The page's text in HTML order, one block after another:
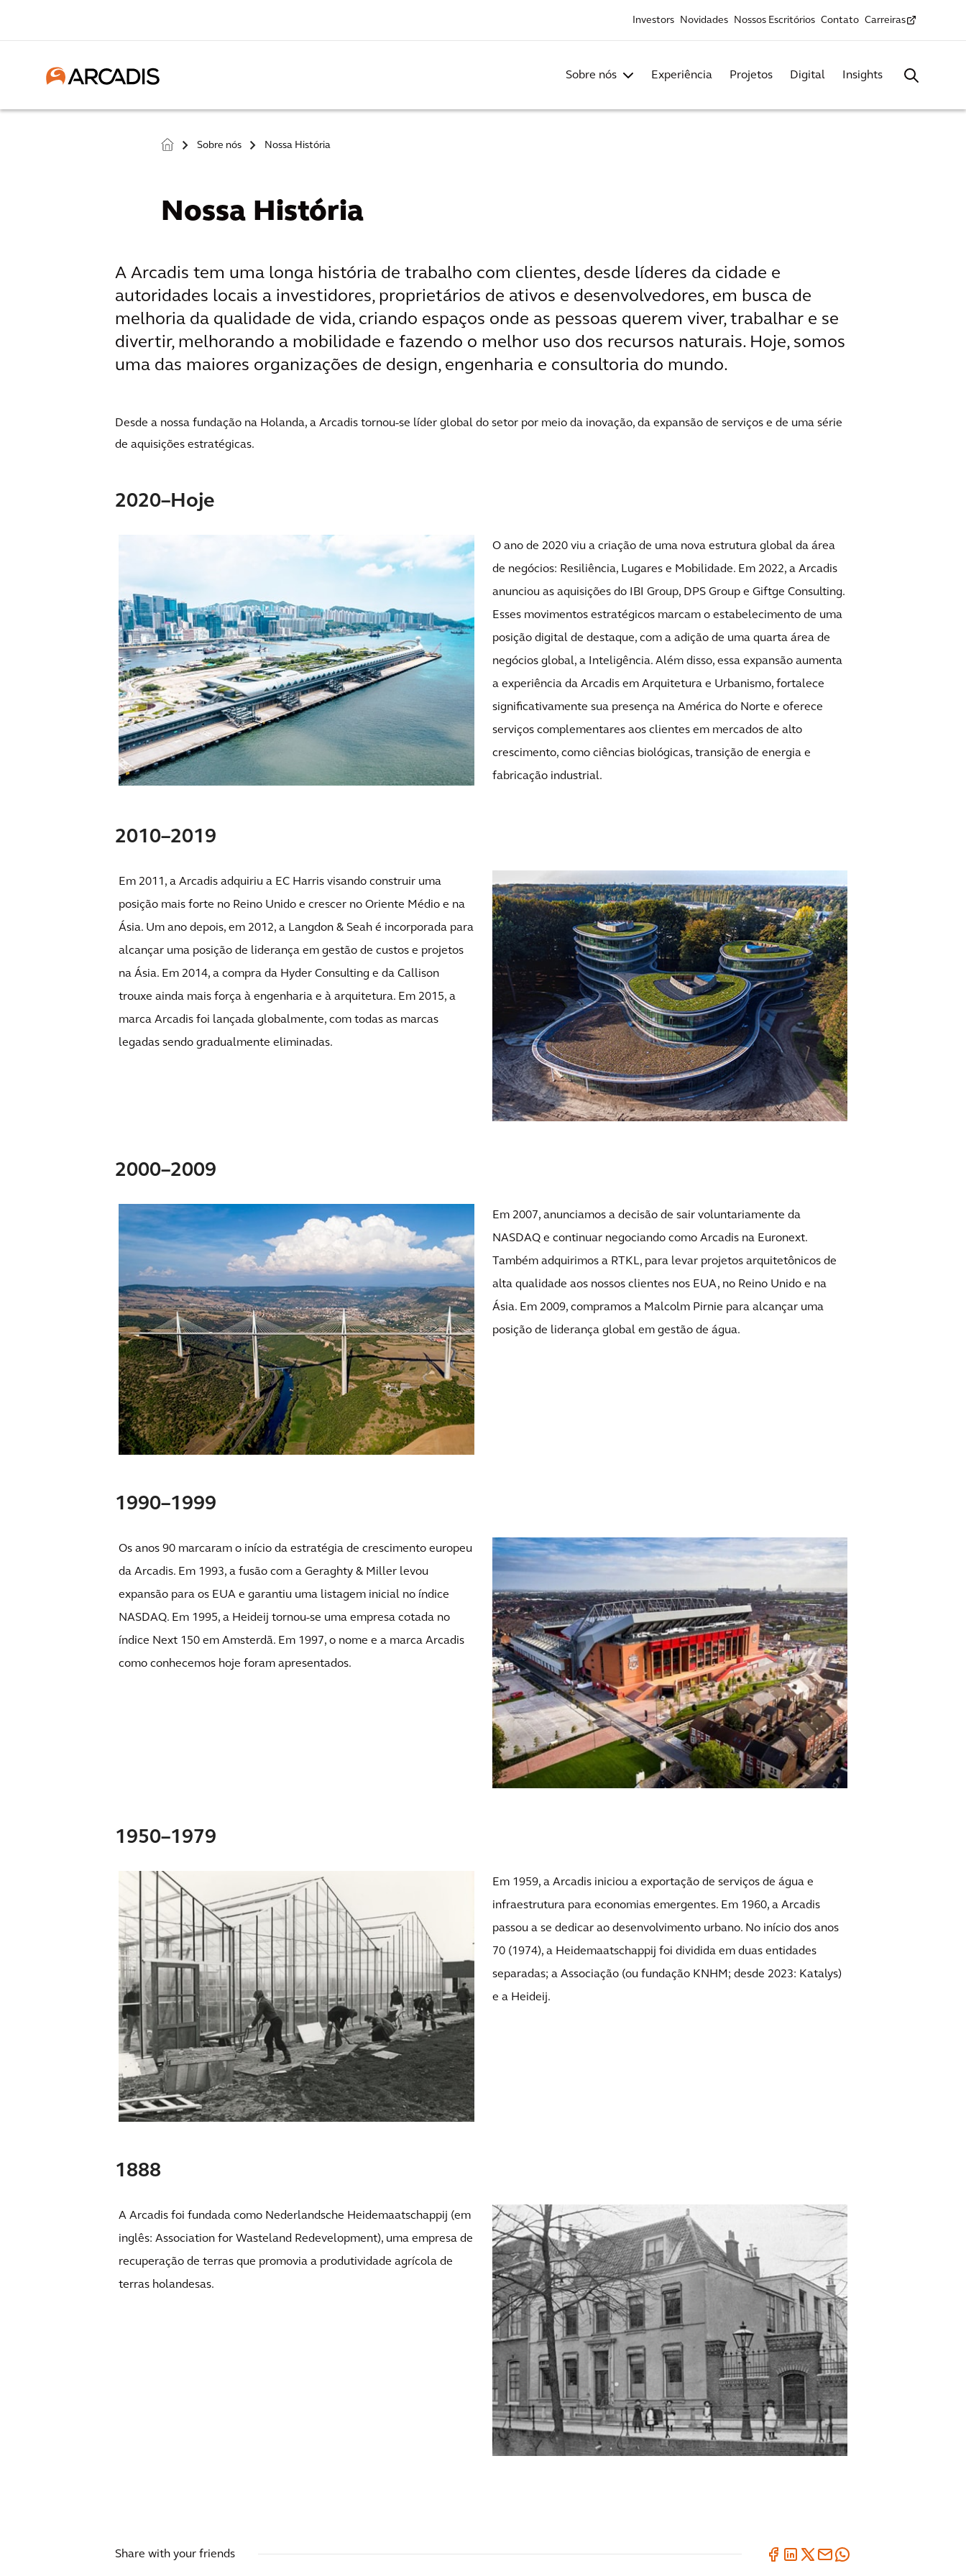
Investors Novidades Nossos Escritórios Contato Carreiras
Sobre nós Experiência Projetos Digital Insights
> Sobre nós > Nossa História
Nossa História
A Arcadis tem uma longa história de trabalho com clientes, desde líderes da cidade e
autoridades locais a investidores, proprietários de ativos e desenvolvedores, em busca de
melhoria da qualidade de vida, criando espaços onde as pessoas querem viver, trabalhar e se
divertir, melhorando a mobilidade e fazendo o melhor uso dos recursos naturais. Hoje, somos
uma das maiores organizações de design, engenharia e consultoria do mundo.
Desde a nossa fundação na Holanda, a Arcadis tornou-se líder global do setor por meio da inovação, da expansão de serviços e de uma série
de aquisições estratégicas.
2020–Hoje
O ano de 2020 viu a criação de uma nova estrutura global da área
de negócios: Resiliência, Lugares e Mobilidade. Em 2022, a Arcadis
anunciou as aquisições do IBI Group, DPS Group e Giftge Consulting.
Esses movimentos estratégicos marcam o estabelecimento de uma
posição digital de destaque, com a adição de uma quarta área de
negócios global, a Inteligência. Além disso, essa expansão aumenta
a experiência da Arcadis em Arquitetura e Urbanismo, fortalece
significativamente sua presença na América do Norte e oferece
serviços complementares aos clientes em mercados de alto
crescimento, como ciências biológicas, transição de energia e
fabricação industrial.
2010–2019
Em 2011, a Arcadis adquiriu a EC Harris visando construir uma
posição mais forte no Reino Unido e crescer no Oriente Médio e na
Ásia. Um ano depois, em 2012, a Langdon & Seah é incorporada para
alcançar uma posição de liderança em gestão de custos e projetos
na Ásia. Em 2014, a compra da Hyder Consulting e da Callison
trouxe ainda mais força à engenharia e à arquitetura. Em 2015, a
marca Arcadis foi lançada globalmente, com todas as marcas
legadas sendo gradualmente eliminadas.
2000–2009
Em 2007, anunciamos a decisão de sair voluntariamente da
NASDAQ e continuar negociando como Arcadis na Euronext.
Também adquirimos a RTKL, para levar projetos arquitetônicos de
alta qualidade aos nossos clientes nos EUA, no Reino Unido e na
Ásia. Em 2009, compramos a Malcolm Pirnie para alcançar uma
posição de liderança global em gestão de água.
1990–1999
Os anos 90 marcaram o início da estratégia de crescimento europeu
da Arcadis. Em 1993, a fusão com a Geraghty & Miller levou
expansão para os EUA e garantiu uma listagem inicial no índice
NASDAQ. Em 1995, a Heideij tornou-se uma empresa cotada no
índice Next 150 em Amsterdã. Em 1997, o nome e a marca Arcadis
como conhecemos hoje foram apresentados.
1950–1979
Em 1959, a Arcadis iniciou a exportação de serviços de água e
infraestrutura para economias emergentes. Em 1960, a Arcadis
passou a se dedicar ao desenvolvimento urbano. No início dos anos
70 (1974), a Heidemaatschappij foi dividida em duas entidades
separadas; a Associação (ou fundação KNHM; desde 2023: Katalys)
e a Heideij.
1888
A Arcadis foi fundada como Nederlandsche Heidemaatschappij (em
inglês: Association for Wasteland Redevelopment), uma empresa de
recuperação de terras que promovia a produtividade agrícola de
terras holandesas.
Share with your friends